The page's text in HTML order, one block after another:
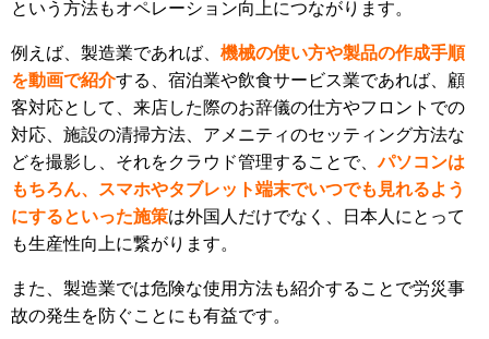
という方法もオペレーション向上につながります。
例えば、製造業であれば、 機械の使い方や製品の作成手順
を動画で紹介する、宿泊業や飲食サービス業であれば、顧
客対応として、来店した際のお辞儀の仕方やフロントでの
対応、施設の清掃方法、アメニティのセッティング方法な
どを撮影し、それをクラウド管理することで、パソコンは
もちろん、スマホやタブレット端末でいつでも見れるよう
にするといった施策は外国人だけでなく、日本人にとって
も生産性向上に繋がります。
また、製造業では危険な使用方法も紹介することで労災事
故の発生を防ぐことにも有益です。